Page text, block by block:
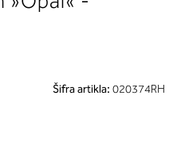
Šifra artikla: 020374RH